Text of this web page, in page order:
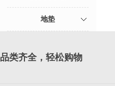
地垫
品类齐全，轻松购物